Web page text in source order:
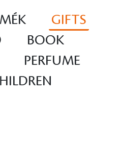
GIFTS
BOOK
PERFUME